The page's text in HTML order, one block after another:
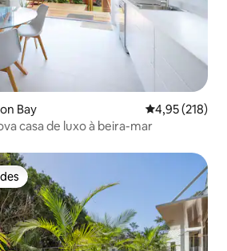
Bay 4,95 de uma
4,95 (218)
casa de luxo à beira-mar